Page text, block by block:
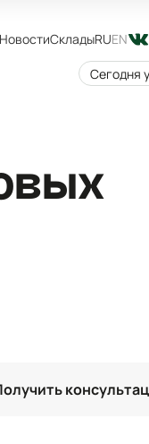
НовостиСкладыRUEN
Сегодня